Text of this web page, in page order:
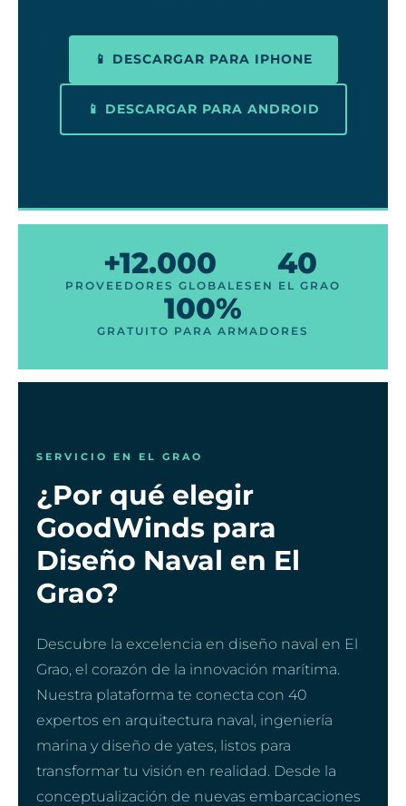
📱 DESCARGAR PARA IPHONE
📱 DESCARGAR PARA ANDROID
+12.000
PROVEEDORES GLOBALES
40
EN EL GRAO
100%
GRATUITO PARA ARMADORES
SERVICIO EN EL GRAO
¿Por qué elegir
GoodWinds para
Diseño Naval en El
Grao?
Descubre la excelencia en diseño naval en El
Grao, el corazón de la innovación marítima.
Nuestra plataforma te conecta con 40
expertos en arquitectura naval, ingeniería
marina y diseño de yates, listos para
transformar tu visión en realidad. Desde la
conceptualización de nuevas embarcaciones